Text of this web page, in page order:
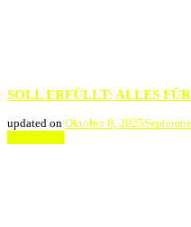
SOLL ERFÜLLT: ALLES
updated on Oktober 8, 2025